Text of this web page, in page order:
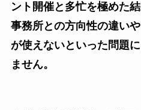
ント開催と多忙を極めた
事務所との方向性の違い
が使えないといった問題
ません。